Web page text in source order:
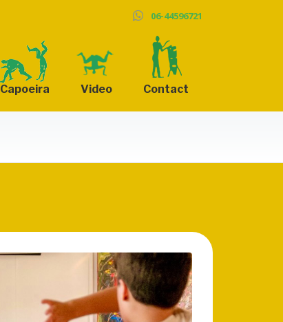
06-44596721
Capoeira Video Contact